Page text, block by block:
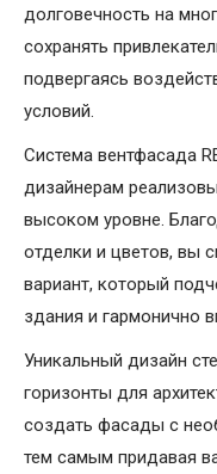
долговечность на
сохранять
подвергаясь
условий.
Система вентфасада
дизайнерам
высоком уровне.
отделки и цветов, вы
вариант, который
здания и гармонично
Уникальный дизайн
горизонты для
создать фасады с
тем самым придавая